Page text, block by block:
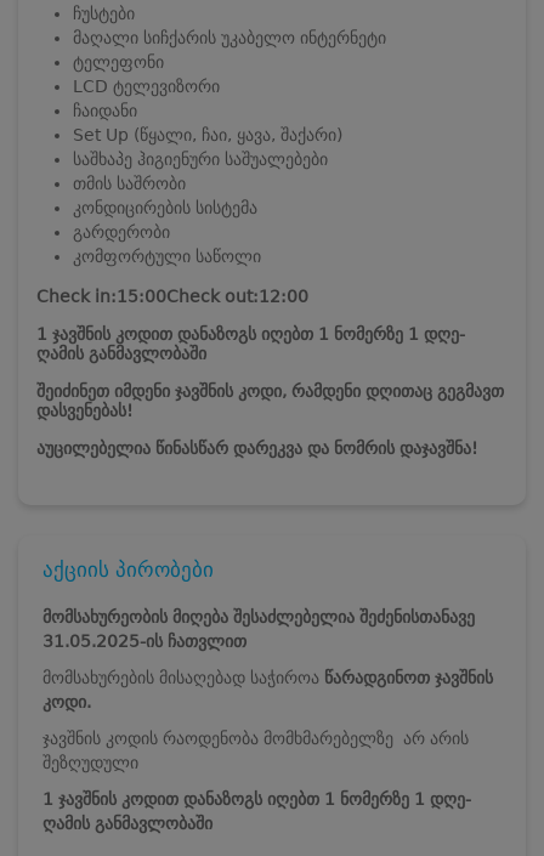
ჩუსტები
მაღალი სიჩქარის უკაბელო ინტერნეტი
ტელეფონი
LCD ტელევიზორი
ჩაიდანი
Set Up (წყალი, ჩაი, ყავა, შაქარი)
საშხაპე ჰიგიენური საშუალებები
თმის საშრობი
კონდიცირების სისტემა
გარდერობი
კომფორტული საწოლი
Check in:15:00Check out:12:00
1 ჯავშნის კოდით დანაზოგს იღებთ 1 ნომერზე 1 დღე-
ღამის განმავლობაში
შეიძინეთ იმდენი ჯავშნის კოდი, რამდენი დღითაც გეგმავთ
დასვენებას!
აუცილებელია წინასწარ დარეკვა და ნომრის დაჯავშნა!
აქციის პირობები
მომსახურეობის მიღება შესაძლებელია შეძენისთანავე
31.05.2025-ის ჩათვლით
მომსახურების მისაღებად საჭიროა წარადგინოთ ჯავშნის
კოდი.
ჯავშნის კოდის რაოდენობა მომხმარებელზე არ არის
შეზღუდული
1 ჯავშნის კოდით დანაზოგს იღებთ 1 ნომერზე 1 დღე-
ღამის განმავლობაში